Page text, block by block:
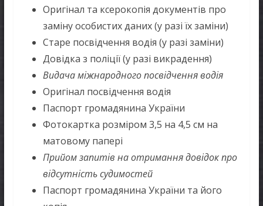
Оригінал та ксерокопія документів про
заміну особистих даних (у разі їх заміни)
Старе посвідчення водія (у разі заміни)
Довідка з поліції (у разі викрадення)
Видача міжнародного посвідчення водія
Оригінал посвідчення водія
Паспорт громадянина України
Фотокартка розміром 3,5 на 4,5 см на
матовому папері
Прийом запитів на отримання довідок про
відсутність судимостей
Паспорт громадянина України та його